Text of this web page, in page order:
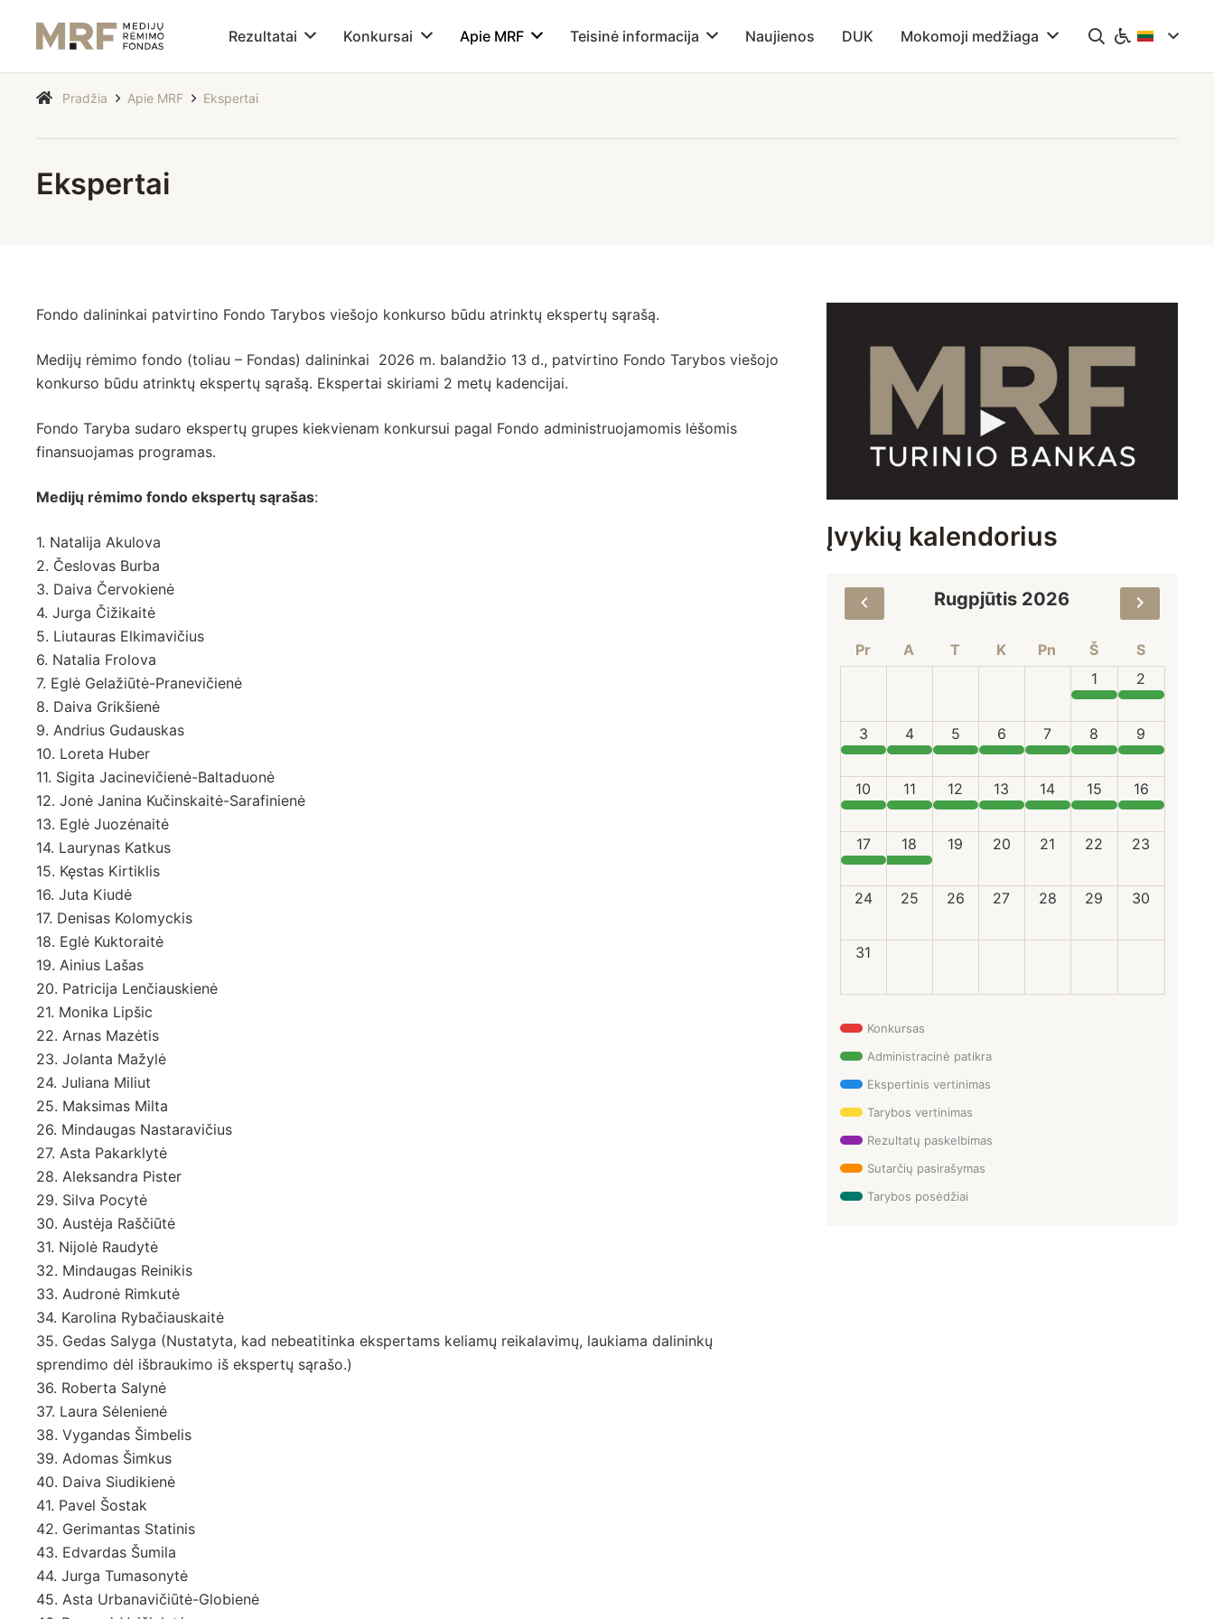
Rezultatai Konkursai Apie MRF Teisinė informacija Naujienos DUK Mokomoji medžiaga
Pradžia Apie MRF Ekspertai
Ekspertai
Fondo dalininkai patvirtino Fondo Tarybos viešojo konkurso būdu atrinktų ekspertų sąrašą.
Medijų rėmimo fondo (toliau – Fondas) dalininkai 2026 m. balandžio 13 d., patvirtino Fondo Tarybos viešojo
konkurso būdu atrinktų ekspertų sąrašą. Ekspertai skiriami 2 metų kadencijai.
Fondo Taryba sudaro ekspertų grupes kiekvienam konkursui pagal Fondo administruojamomis lėšomis
finansuojamas programas.
Medijų rėmimo fondo ekspertų sąrašas:
1. Natalija Akulova
2. Česlovas Burba
3. Daiva Červokienė
4. Jurga Čižikaitė
5. Liutauras Elkimavičius
6. Natalia Frolova
7. Eglė Gelažiūtė-Pranevičienė
8. Daiva Grikšienė
9. Andrius Gudauskas
10. Loreta Huber
11. Sigita Jacinevičienė-Baltaduonė
12. Jonė Janina Kučinskaitė-Sarafinienė
13. Eglė Juozėnaitė
14. Laurynas Katkus
15. Kęstas Kirtiklis
16. Juta Kiudė
17. Denisas Kolomyckis
18. Eglė Kuktoraitė
19. Ainius Lašas
20. Patricija Lenčiauskienė
21. Monika Lipšic
22. Arnas Mazėtis
23. Jolanta Mažylė
24. Juliana Miliut
25. Maksimas Milta
26. Mindaugas Nastaravičius
27. Asta Pakarklytė
28. Aleksandra Pister
29. Silva Pocytė
30. Austėja Raščiūtė
31. Nijolė Raudytė
32. Mindaugas Reinikis
33. Audronė Rimkutė
34. Karolina Rybačiauskaitė
35. Gedas Salyga (Nustatyta, kad nebeatitinka ekspertams keliamų reikalavimų, laukiama dalininkų
sprendimo dėl išbraukimo iš ekspertų sąrašo.)
36. Roberta Salynė
37. Laura Sėlenienė
38. Vygandas Šimbelis
39. Adomas Šimkus
40. Daiva Siudikienė
41. Pavel Šostak
42. Gerimantas Statinis
43. Edvardas Šumila
44. Jurga Tumasonytė
45. Asta Urbanavičiūtė-Globienė
Įvykių kalendorius
Rugpjūtis 2026
Pr A T K Pn Š
S
1
2
3 4 5 6 7 8 9
10 11 12 13 14 15 16
17 18 19 20 21 22 23
24 25 26 27 28 29 30
31
Konkursas
Administracinė patikra
Ekspertinis vertinimas
Tarybos vertinimas
Rezultatų paskelbimas
Sutarčių pasirašymas
Tarybos posėdžiai